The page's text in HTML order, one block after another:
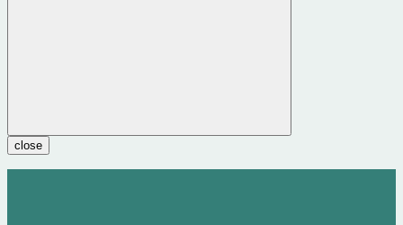
close